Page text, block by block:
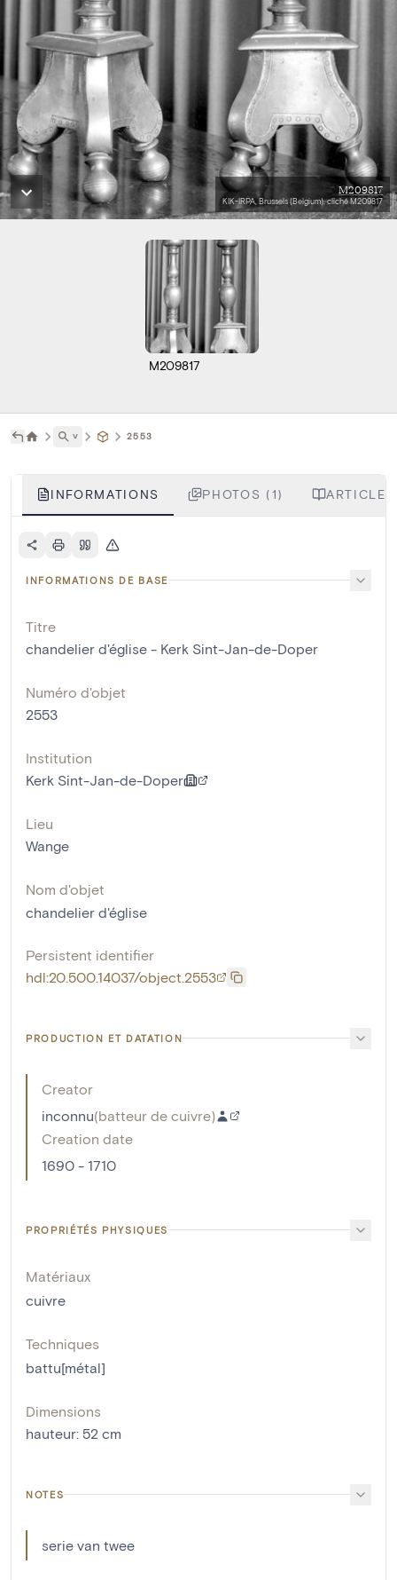
M209817
KIK-IRPA, Brussels (Belgium), cliché M209817
M209817
˅ 2553
INFORMATIONS PHOTOS (1)
INFORMATIONS DE BASE
Titre
chandelier d'église - Kerk Sint-Jan-de-Doper
Numéro d'objet
2553
Institution
Kerk Sint-Jan-de-Doper
Lieu
Wange
Nom d'objet
chandelier d'église
Persistent identifier
hdl:20.500.14037/object.2553
PRODUCTION ET DATATION
Creator
inconnu(batteur de cuivre)
Creation date
1690 - 1710
PROPRIÉTÉS PHYSIQUES
Matériaux
cuivre
Techniques
battu[métal]
Dimensions
hauteur: 52 cm
NOTES
serie van twee